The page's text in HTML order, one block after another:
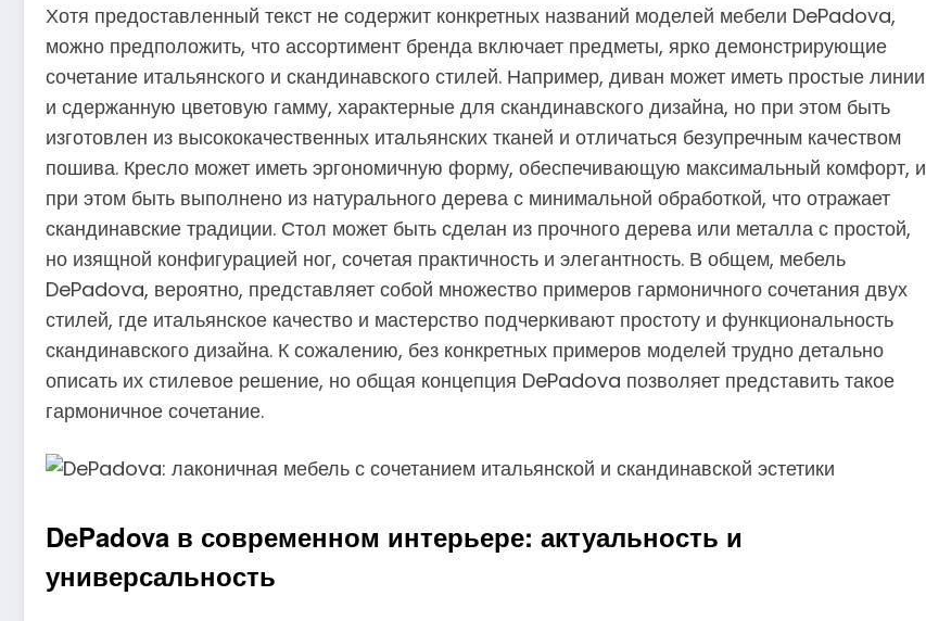
Хотя предоставленный текст не содержит конкретных названий моделей мебели DePadova,
можно предположить, что ассортимент бренда включает предметы, ярко демонстрирующие
сочетание итальянского и скандинавского стилей. Например, диван может иметь простые линии
и сдержанную цветовую гамму, характерные для скандинавского дизайна, но при этом быть
изготовлен из высококачественных итальянских тканей и отличаться безупречным качеством
пошива. Кресло может иметь эргономичную форму, обеспечивающую максимальный комфорт, и
при этом быть выполнено из натурального дерева с минимальной обработкой, что отражает
скандинавские традиции. Стол может быть сделан из прочного дерева или металла с простой,
но изящной конфигурацией ног, сочетая практичность и элегантность. В общем, мебель
DePadova, вероятно, представляет собой множество примеров гармоничного сочетания двух
стилей, где итальянское качество и мастерство подчеркивают простоту и функциональность
скандинавского дизайна. К сожалению, без конкретных примеров моделей трудно детально
описать их стилевое решение, но общая концепция DePadova позволяет представить такое
гармоничное сочетание.
DePadova в современном интерьере: актуальность и
универсальность